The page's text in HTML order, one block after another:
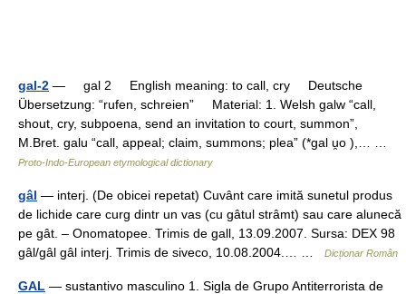
gal-2 — gal 2 English meaning: to call, cry Deutsche
Übersetzung: “rufen, schreien” Material: 1. Welsh galw “call,
shout, cry, subpoena, send an invitation to court, summon”,
M.Bret. galu “call, appeal; claim, summons; plea” (*gal u̯o ),… …
Proto-Indo-European etymological dictionary
gâl — interj. (De obicei repetat) Cuvânt care imită sunetul produs
de lichide care curg dintr un vas (cu gâtul strâmt) sau care alunecă
pe gât. – Onomatopee. Trimis de gall, 13.09.2007. Sursa: DEX 98
gâl/gâl gâl interj. Trimis de siveco, 10.08.2004.… …
Dicționar Român
GAL — sustantivo masculino 1. Sigla de Grupo Antiterrorista de